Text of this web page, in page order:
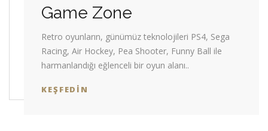
Game Zone
Retro oyunların, günümüz teknolojileri PS4, Sega
Racing, Air Hockey, Pea Shooter, Funny Ball ile
harmanlandığı eğlenceli bir oyun alanı..
KEŞFEDIN